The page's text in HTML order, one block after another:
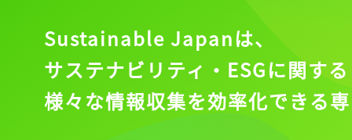
Sustainable Japanは、
サステナビリティ・ESGに関する
様々な情報収集を効率化できる